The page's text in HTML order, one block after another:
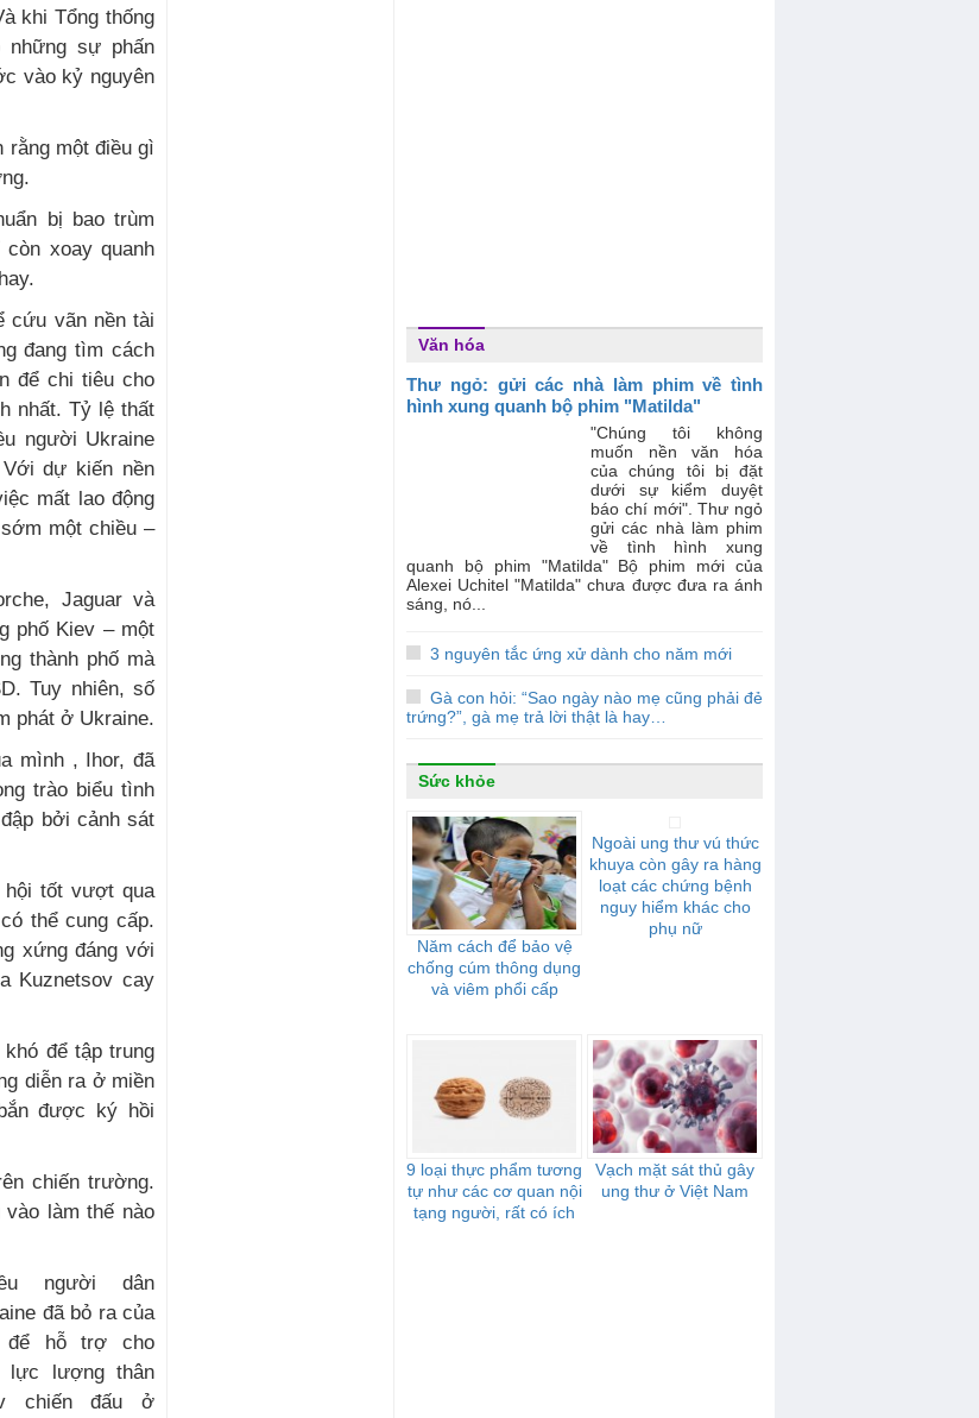
khi Tổng thống
những sự phấn
vào kỷ nguyên
rằng một điều gì
bị bao trùm
xoay quanh
cứu vãn nền tài
đang tìm cách
để chi tiêu cho
nhất. Tỷ lệ thất
người Ukraine
dự kiến nền
mất lao động
một chiều –
Jaguar và
phố Kiev – một
thành phố mà
Tuy nhiên, số
phát ở Ukraine.
mình , Ihor, đã
trào biểu tình
bởi cảnh sát
hội tốt vượt qua
thể cung cấp.
xứng đáng với
Kuznetsov cay
để tập trung
diễn ra ở miền
được ký hồi
chiến trường.
làm thế nào
người dân
đã bỏ ra của
để hỗ trợ cho
lực lượng thân
chiến đấu ở
Văn hóa
Thư ngỏ: gửi các nhà làm phim về tình
hình xung quanh bộ phim "Matilda"
"Chúng tôi không
muốn nền văn hóa
của chúng tôi bị đặt
dưới sự kiểm duyệt
báo chí mới". Thư ngỏ
gửi các nhà làm phim
về tình hình xung
quanh bộ phim "Matilda" Bộ phim mới của
Alexei Uchitel "Matilda" chưa được đưa ra ánh
sáng, nó...
3 nguyên tắc ứng xử dành cho năm mới
Gà con hỏi: “Sao ngày nào mẹ cũng phải đẻ
trứng?”, gà mẹ trả lời thật là hay…
Sức khỏe
Năm cách để bảo vệ
chống cúm thông dụng
và viêm phổi cấp
Ngoài ung thư vú thức
khuya còn gây ra hàng
loạt các chứng bệnh
nguy hiểm khác cho
phụ nữ
9 loại thực phẩm tương
tự như các cơ quan nội
tạng người, rất có ích
Vạch mặt sát thủ gây
ung thư ở Việt Nam